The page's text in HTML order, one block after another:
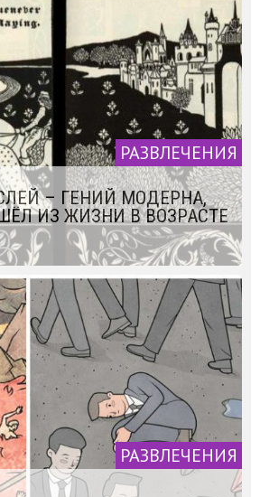
РАЗВЛЕЧЕНИЯ
– ГЕНИЙ МОДЕРНА,
ИЗ ЖИЗНИ В ВОЗРАСТЕ
РАЗВЛЕЧЕНИЯ